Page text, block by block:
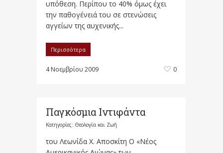
υπόθεση. Περίπου το 40% όμως έχει
την παθογένειά του σε στενώσεις
αγγείων της αυχενικής...
Περισσότερα
4 Νοεμβρίου 2009 0
Παγκόσμια Ιντιφάντα
Κατηγορίες: Θεολογία και Ζωή
του Λεωνίδα Χ. Αποσκίτη Ο «Νέος